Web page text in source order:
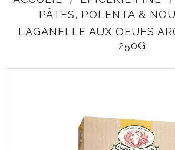
PÂTES, POLENTA &
LAGANELLE AUX OEUFS
250G